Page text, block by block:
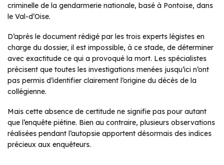
criminelle de la gendarmerie nationale, basé à Pontoise, dans
le Val-d’Oise.
D’après le document rédigé par les trois experts légistes en
charge du dossier, il est impossible, à ce stade, de déterminer
avec exactitude ce qui a provoqué la mort. Les spécialistes
précisent que toutes les investigations menées jusqu’ici n’ont
pas permis d’identifier clairement l’origine du décès de la
collégienne.
Mais cette absence de certitude ne signifie pas pour autant
que l’enquête piétine. Bien au contraire, plusieurs observations
réalisées pendant l’autopsie apportent désormais des indices
précieux aux enquêteurs.